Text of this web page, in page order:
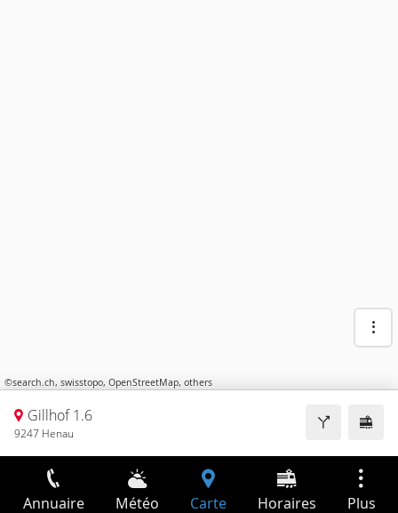
©search.ch, swisstopo, OpenStreetMap, others
Gillhof 1.6
9247 Henau
Annuaire Météo Carte Horaires Plus